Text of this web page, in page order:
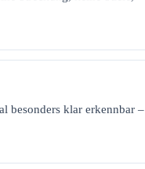
besonders klar erkennbar –